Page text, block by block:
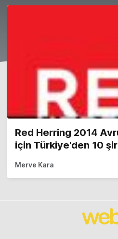
Red Herring 2014
için Türkiye'den 10
Merve Kara